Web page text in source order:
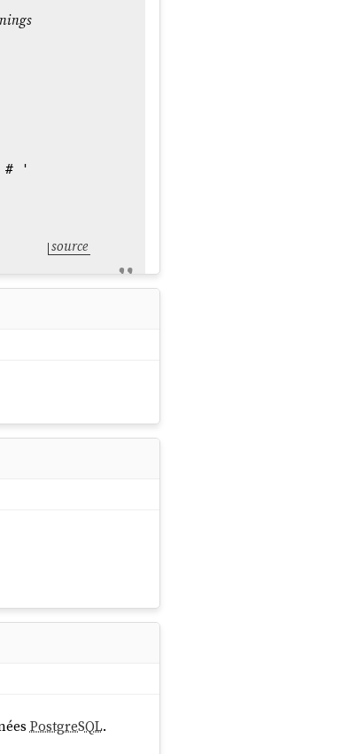
# '
source
PostgreSQL.